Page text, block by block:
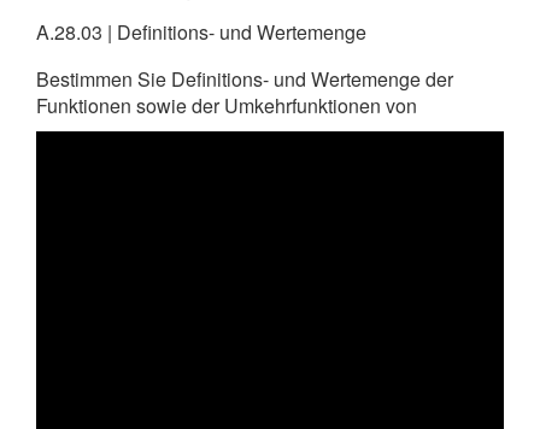
A.28.03 | Definitions- und Wertemenge
Bestimmen Sie Definitions- und Wertemenge der
Funktionen sowie der Umkehrfunktionen von